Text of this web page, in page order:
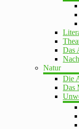
Das
Natur
Die
Das